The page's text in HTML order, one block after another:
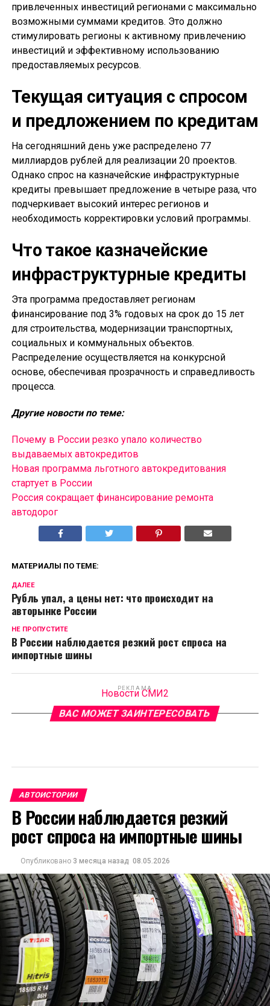
привлеченных инвестиций регионами с максимально
возможными суммами кредитов. Это должно
стимулировать регионы к активному привлечению
инвестиций и эффективному использованию
предоставляемых ресурсов.
Текущая ситуация с спросом
и предложением по кредитам
На сегодняшний день уже распределено 77
миллиардов рублей для реализации 20 проектов.
Однако спрос на казначейские инфраструктурные
кредиты превышает предложение в четыре раза, что
подчеркивает высокий интерес регионов и
необходимость корректировки условий программы.
Что такое казначейские
инфраструктурные кредиты
Эта программа предоставляет регионам
финансирование под 3% годовых на срок до 15 лет
для строительства, модернизации транспортных,
социальных и коммунальных объектов.
Распределение осуществляется на конкурсной
основе, обеспечивая прозрачность и справедливость
процесса.
Другие новости по теме:
Почему в России резко упало количество
выдаваемых автокредитов
Новая программа льготного автокредитования
стартует в России
Россия сокращает финансирование ремонта
автодорог
МАТЕРИАЛЫ ПО ТЕМЕ:
ДАЛЕЕ
Рубль упал, а цены нет: что происходит на
авторынке России
НЕ ПРОПУСТИТЕ
В России наблюдается резкий рост спроса на
импортные шины
РЕКЛАМА
Новости СМИ2
ВАС МОЖЕТ ЗАИНТЕРЕСОВАТЬ
АВТОИСТОРИИ
В России наблюдается резкий
рост спроса на импортные шины
Опубликовано 3 месяца назад 08.05.2026